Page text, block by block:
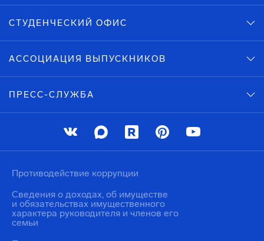
СТУДЕНЧЕСКИЙ ОФИС
АССОЦИАЦИЯ ВЫПУСКНИКОВ
ПРЕСС-СЛУЖБА
Противодействие коррупции
Сведения о доходах, об имуществе
и обязательствах имущественного
характера руководителя и членов его
семьи